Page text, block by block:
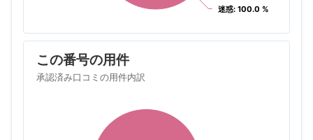
迷惑: 100.0 %
迷惑: 100.0 %
この番号の用件
承認済み口コミの用件内訳